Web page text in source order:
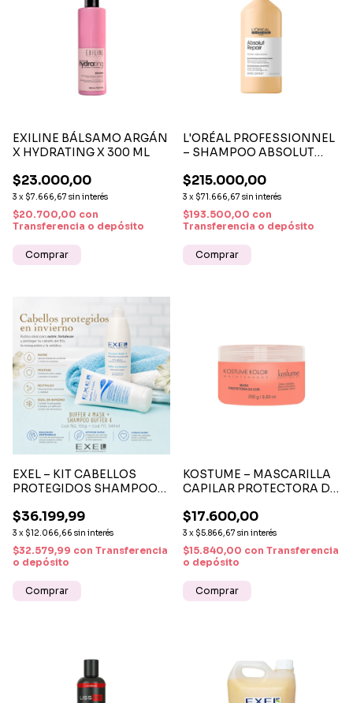
EXILINE BÁLSAMO ARGÁN
X HYDRATING X 300 ML
$23.000,00
3 x $7.666,67 sin interés
$20.700,00 con
Transferencia o depósito
L'ORÉAL PROFESSIONNEL
– SHAMPOO ABSOLUT
REPARACIÓN Y
NUTRICIÓN PARA
CABELLO DAÑADO
$215.000,00
3 x $71.666,67 sin interés
$193.500,00 con
Transferencia o depósito
EXEL – KIT CABELLOS
PROTEGIDOS SHAMPOO
BUFFER
$36.199,99
3 x $12.066,66 sin interés
$32.579,99 con Transferencia
o depósito
KOSTUME – MASCARILLA
CAPILAR PROTECTORA DE
$17.600,00
3 x $5.866,67 sin interés
$15.840,00 con Transferencia
o depósito